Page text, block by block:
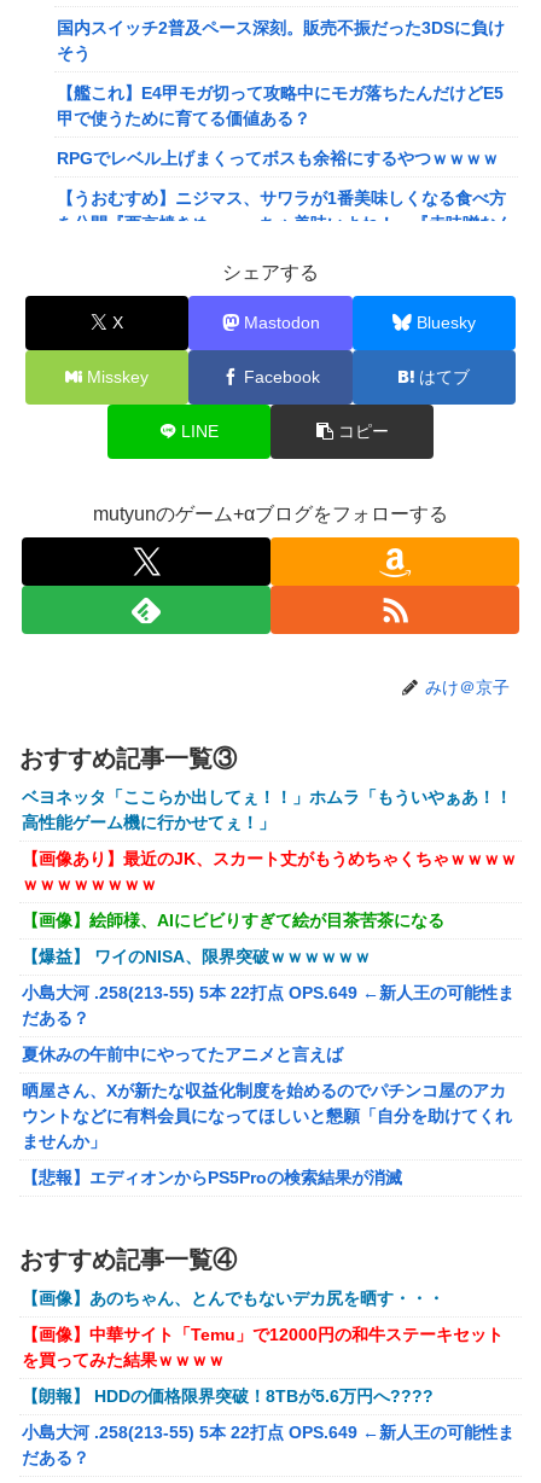
国内スイッチ2普及ペース深刻。販売不振だった3DSに負け
そう
【艦これ】E4甲モガ切って攻略中にモガ落ちたんだけどE5
甲で使うために育てる価値ある？
RPGでレベル上げまくってボスも余裕にするやつｗｗｗｗ
【うおむすめ】ニジマス、サワラが1番美味しくなる食べ方
を公開『西京焼きめっっっちゃ美味いよね！』『赤味噌なん
【ななし】ねるちゃん「おじさんたち～！もりもり食べて元
気だすのよ～」
【にじさんじ】ソフィ、バッターボックスに立ってみた『え
えフォームや』『打球の伸びがすごい』
【画像】坂口杏里、逃走してウ●カスまで晒されるｗｗｗｗ
【動画】甲子園の女性審判、大誤審で炎上
【画像】キングダムの河了貂、「あったけぇ壁」に引き続き
更に味方をぶっ殺す作戦を実行する
トランプ「イランが核兵器を作れば、イタリアを2分で消滅
った作品
かるの？」
【放送事故】フジテレビ、女子大生を大量投入して闇深エロ
番組ｗｗｗｗ
【悲報】坂口杏里を家に住ませてあげた結果ｗｗｗｗ
【画像】女性、『大人のおもちゃ』を入れたままMRI検査を
受けた結果 →
「テイルズオブシンフォニア リマスター」発売日が2/16に
決定！最新の「発売日告知トレーラー」も公開！
実際『ゼルダ 時オカ』→『風タク』の時の空気感を知りた
い
昭和戦隊のロボデザイン、配信で追って見ると…
【画像】 キャミイの18万円の最新フィギュア、ガチで作り
【にじさんじ】委員長、Claude Codeまで手出してるん
か…『もう何でも作れそうやな』
モバＰ「アイドルにセクハラをします」
【画像】漫画・アニメの「武人系敵幹部」に付きまといがち
な疑問ｗｗｗｗ
【種運命】ネオが結局よく分からないまま新しい映画が終わ
った後ももやもやしてる
シェアする
X Mastodon Bluesky
Misskey Facebook はてブ
LINE コピー
mutyunのゲーム+αブログをフォローする
みけ＠京子
おすすめ記事一覧③
ベヨネッタ「ここらか出してぇ！！」ホムラ「もういやぁあ！！
高性能ゲーム機に行かせてぇ！」
【画像あり】最近のJK、スカート丈がもうめちゃくちゃｗｗｗｗ
ｗｗｗｗｗｗｗｗ
【画像】絵師様、AIにビビりすぎて絵が目茶苦茶になる
【爆益】 ワイのNISA、限界突破ｗｗｗｗｗｗ
小島大河 .258(213-55) 5本 22打点 OPS.649 ←新人王の可能性ま
だある？
夏休みの午前中にやってたアニメと言えば
晒屋さん、Xが新たな収益化制度を始めるのでパチンコ屋のアカ
ウントなどに有料会員になってほしいと懇願「自分を助けてくれ
ませんか」
【悲報】エディオンからPS5Proの検索結果が消滅
※ガンダム ガンキャノン ガンタンク ガン○○○ ←一番違和
感ないV作戦の4機目を考えた奴が優勝
【オリジナル可動フィギュア】WIND TOYS「タイタン スーパー
アクションマッスルボディ」可動フィギュア各種【予約開始】
【重音テト】コナミデフォルメフィギュア「重音テト 通常衣装
Ver.」「重音テト SV衣装Ver.」【彩色原型公開】
国内スイッチ2普及ペース深刻。販売不振だった3DSに負けそう
おすすめ記事一覧④
【画像】あのちゃん、とんでもないデカ尻を晒す・・・
【画像】中華サイト「Temu」で12000円の和牛ステーキセット
を買ってみた結果ｗｗｗｗ
【朗報】 HDDの価格限界突破！8TBが5.6万円へ????
小島大河 .258(213-55) 5本 22打点 OPS.649 ←新人王の可能性ま
だある？